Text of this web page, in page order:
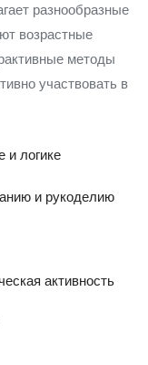
разнообразные
возрастные
методы
участвовать в
и логике
и рукоделию
активность